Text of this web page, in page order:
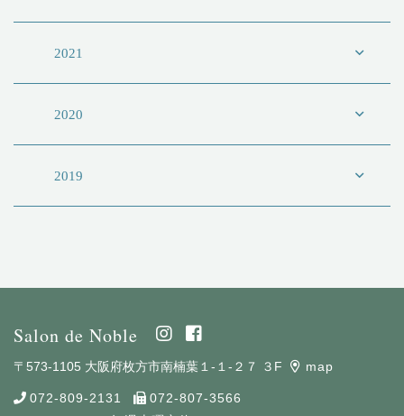
2021
2020
2019
Salon de Noble
〒573-1105 大阪府枚方市南楠葉１-１-２７ ３F map
072-809-2131
072-807-3566